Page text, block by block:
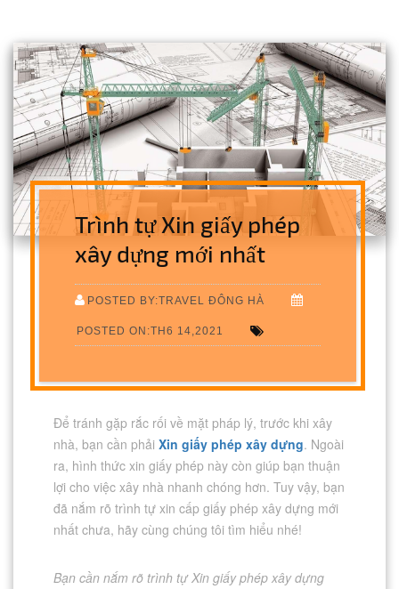
Trình tự Xin giấy phép
xây dựng mới nhất
POSTED BY:TRAVEL ĐÔNG HÀ
POSTED ON:TH6 14,2021
Để tránh gặp rắc rối về mặt pháp lý, trước khi xây
nhà, bạn cần phải Xin giấy phép xây dựng. Ngoài
ra, hình thức xin giấy phép này còn giúp bạn thuận
lợi cho việc xây nhà nhanh chóng hơn. Tuy vậy, bạn
đã nắm rõ trình tự xin cấp giấy phép xây dựng mới
nhất chưa, hãy cùng chúng tôi tìm hiểu nhé!
Bạn cần nắm rõ trình tự Xin giấy phép xây dựng